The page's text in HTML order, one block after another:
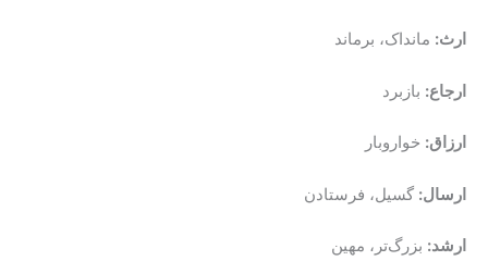
ارث: مانداک، برماند
ارجاع: بازبرد
ارزاق: خواروبار
ارسال: گسیل، فرستادن
ارشد: بزرگ‌تر، مهین